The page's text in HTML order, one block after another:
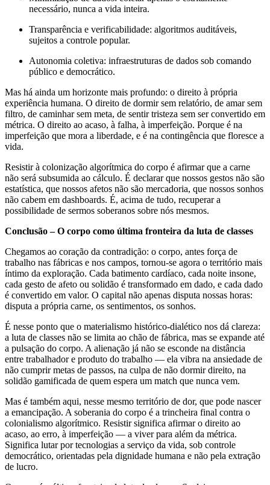
necessário, nunca a vida inteira.
Transparência e verificabilidade: algoritmos auditáveis,
sujeitos a controle popular.
Autonomia coletiva: infraestruturas de dados sob comando
público e democrático.
Mas há ainda um horizonte mais profundo: o direito à própria
experiência humana. O direito de dormir sem relatório, de amar sem
filtro, de caminhar sem meta, de sentir tristeza sem ser convertido em
métrica. O direito ao acaso, à falha, à imperfeição. Porque é na
imperfeição que mora a liberdade, e é na contingência que floresce a
vida.
Resistir à colonização algorítmica do corpo é afirmar que a carne
não será subsumida ao cálculo. É declarar que nossos gestos não são
estatística, que nossos afetos não são mercadoria, que nossos sonhos
não cabem em dashboards. É, acima de tudo, recuperar a
possibilidade de sermos soberanos sobre nós mesmos.
Conclusão – O corpo como última fronteira da luta de classes
Chegamos ao coração da contradição: o corpo, antes força de
trabalho nas fábricas e nos campos, tornou-se agora o território mais
íntimo da exploração. Cada batimento cardíaco, cada noite insone,
cada gesto de afeto ou solidão é transformado em dado, e cada dado
é convertido em valor. O capital não apenas disputa nossas horas:
disputa a própria carne, os sentimentos, os sonhos.
É nesse ponto que o materialismo histórico-dialético nos dá clareza:
a luta de classes não se limita ao chão de fábrica, mas se expande até
a pulsação do corpo. A alienação já não se esconde na distância
entre trabalhador e produto do trabalho — ela vibra na ansiedade de
não cumprir metas de passos, na culpa de não dormir direito, na
solidão gamificada de quem espera um match que nunca vem.
Mas é também aqui, nesse mesmo território de dor, que pode nascer
a emancipação. A soberania do corpo é a trincheira final contra o
colonialismo algorítmico. Resistir significa afirmar o direito ao
acaso, ao erro, à imperfeição — a viver para além da métrica.
Significa lutar por tecnologias a serviço da vida, sob controle
democrático, orientadas pela dignidade humana e não pela extração
de lucro.